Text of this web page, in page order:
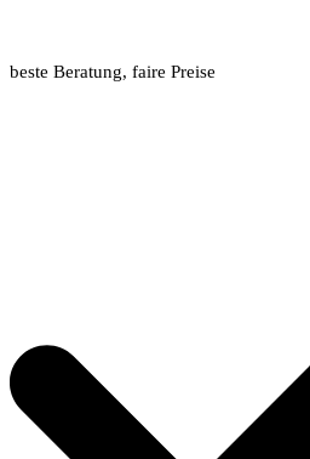
beste Beratung, faire Preise